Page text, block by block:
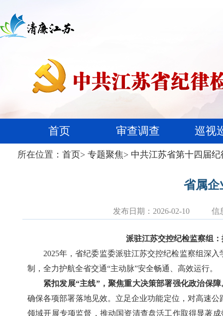
首页 审查调查 巡视
所在位置： 首页> 专题聚焦> 中共江苏省第十四届
省属企
发布日期：2026-02-10 信
派驻江苏交控纪检监察组
2025年，省纪委监委派驻江苏交控纪检监察组深
制，全力护航全省交通“主动脉”安全畅通、高效运行。
紧扣发展“主线”，聚焦重大决策部署强化政治保障
确保各项部署落地见效。立足企业功能定位，对高速
领域开展专项监督，推动国资清查盘活工作取得显著